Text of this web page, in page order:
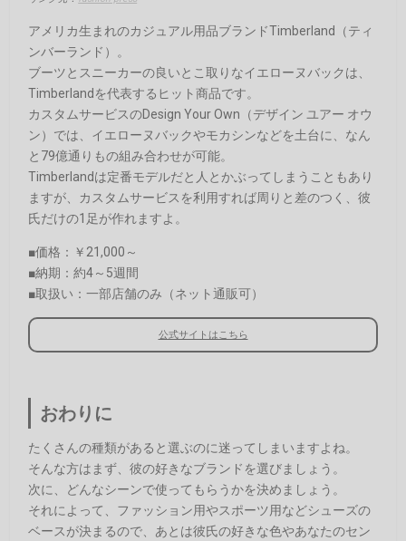
アメリカ生まれのカジュアル用品ブランドTimberland（ティ
ンバーランド）。
ブーツとスニーカーの良いとこ取りなイエローヌバックは、
Timberlandを代表するヒット商品です。
カスタムサービスのDesign Your Own（デザイン ユアー オウ
ン）では、イエローヌバックやモカシンなどを土台に、なん
と79億通りもの組み合わせが可能。
Timberlandは定番モデルだと人とかぶってしまうこともあり
ますが、カスタムサービスを利用すれば周りと差のつく、彼
氏だけの1足が作れますよ。
■価格：￥21,000～
■納期：約4～5週間
■取扱い：一部店舗のみ（ネット通販可）
公式サイトはこちら
おわりに
たくさんの種類があると選ぶのに迷ってしまいますよね。
そんな方はまず、彼の好きなブランドを選びましょう。
次に、どんなシーンで使ってもらうかを決めましょう。
それによって、ファッション用やスポーツ用などシューズの
ベースが決まるので、あとは彼氏の好きな色やあなたのセン